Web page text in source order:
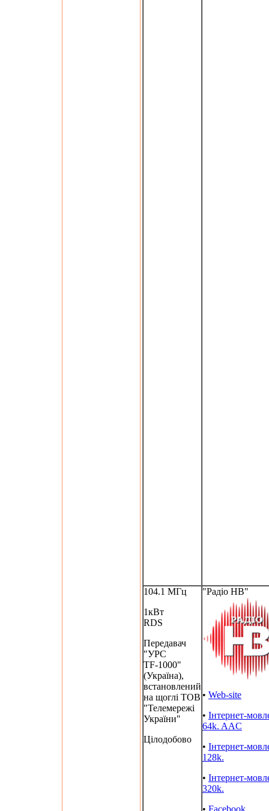
104.1 МГц
1кВт
RDS
Передавач
"УРС
TF-1000"
(Україна),
встановлений
на щоглі ТОВ
"Телемережі
України"
Цілодобово
"Радіо НВ"
• Web-site
• Інтернет-
64k. AAC
• Інтернет-
128k.
• Інтернет-
320k.
• Facebook